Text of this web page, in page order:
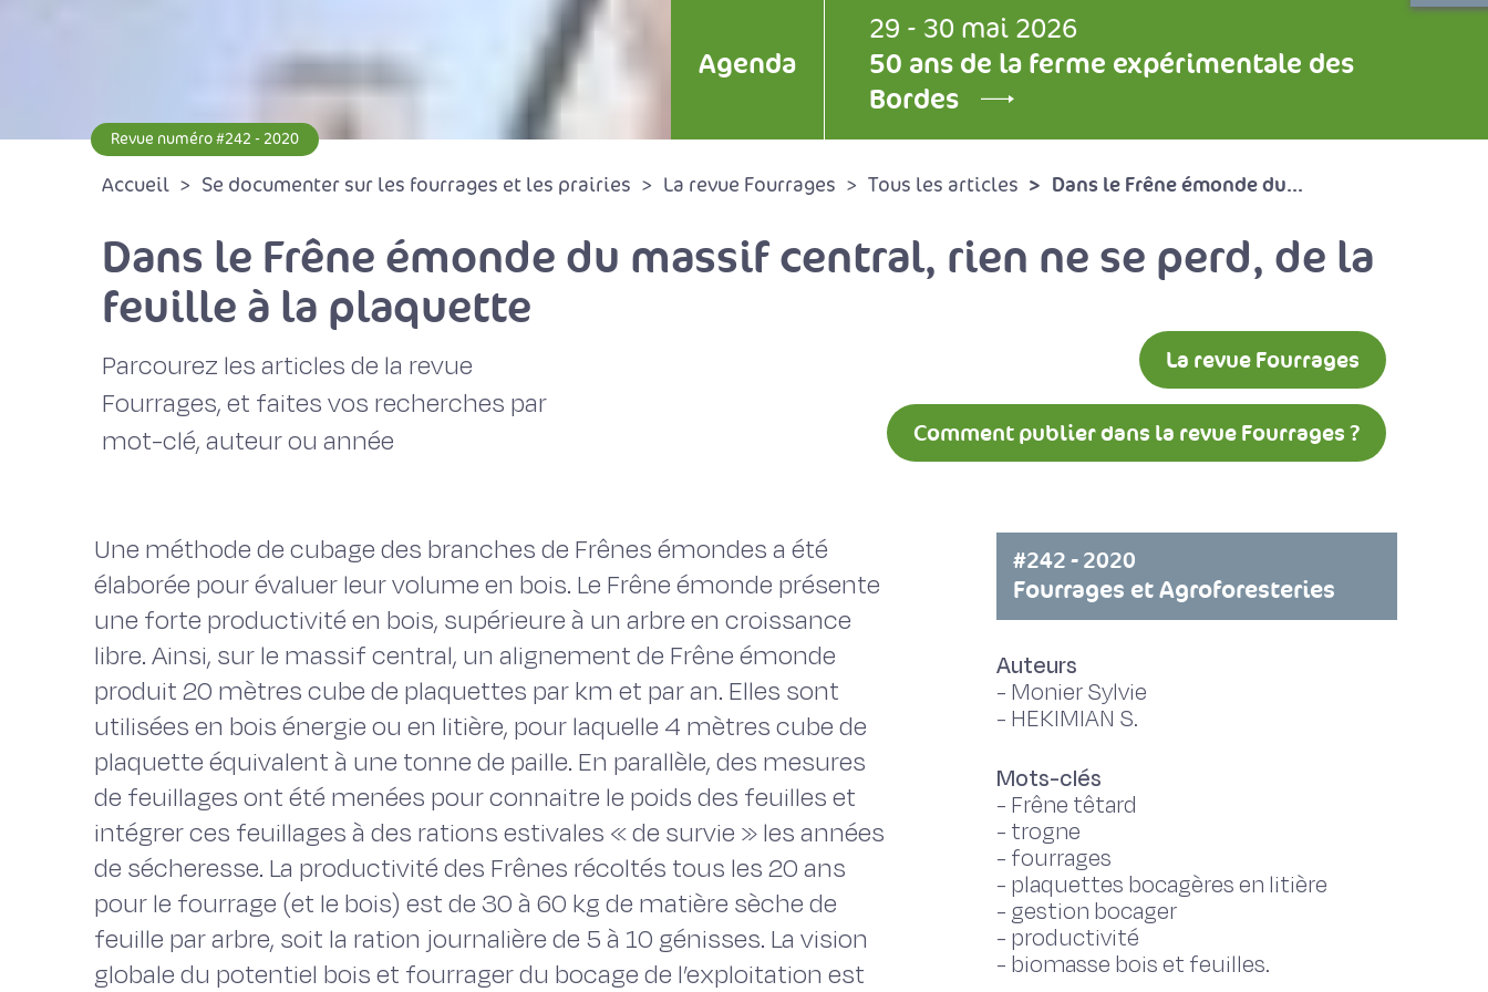
Agenda
29 - 30 mai 2026
50 ans de la ferme expérimentale des
Bordes
Revue numéro #242 - 2020
Accueil Se documenter sur les fourrages et les prairies La revue Fourrages Tous les articles Dans le Frêne émonde du...
Dans le Frêne émonde du massif central, rien ne se perd, de la
feuille à la plaquette
Parcourez les articles de la revue
Fourrages, et faites vos recherches par
mot-clé, auteur ou année
La revue Fourrages
Comment publier dans la revue Fourrages ?
Une méthode de cubage des branches de Frênes émondes a été
élaborée pour évaluer leur volume en bois. Le Frêne émonde présente
une forte productivité en bois, supérieure à un arbre en croissance
libre. Ainsi, sur le massif central, un alignement de Frêne émonde
produit 20 mètres cube de plaquettes par km et par an. Elles sont
utilisées en bois énergie ou en litière, pour laquelle 4 mètres cube de
plaquette équivalent à une tonne de paille. En parallèle, des mesures
de feuillages ont été menées pour connaitre le poids des feuilles et
intégrer ces feuillages à des rations estivales « de survie » les années
de sécheresse. La productivité des Frênes récoltés tous les 20 ans
pour le fourrage (et le bois) est de 30 à 60 kg de matière sèche de
feuille par arbre, soit la ration journalière de 5 à 10 génisses. La vision
globale du potentiel bois et fourrager du bocage de l’exploitation est
#242 - 2020
Fourrages et Agroforesteries
Auteurs
- Monier Sylvie
- HEKIMIAN S.
Mots-clés
- Frêne têtard
- trogne
- fourrages
- plaquettes bocagères en litière
- gestion bocager
- productivité
- biomasse bois et feuilles.